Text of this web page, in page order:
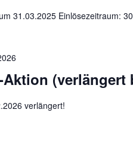
31.03.2025 Einlösezeitraum:
(verlängert
verlängert!